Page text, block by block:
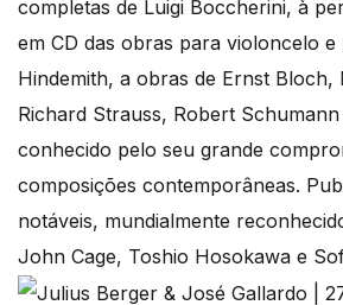
completas de Luigi Boccherini, à
em CD das obras para violoncelo
Hindemith, a obras de Ernst Bloch,
Richard Strauss, Robert Schumann
conhecido pelo seu grande
composições contemporâneas.
notáveis, mundialmente
John Cage, Toshio Hosokawa e